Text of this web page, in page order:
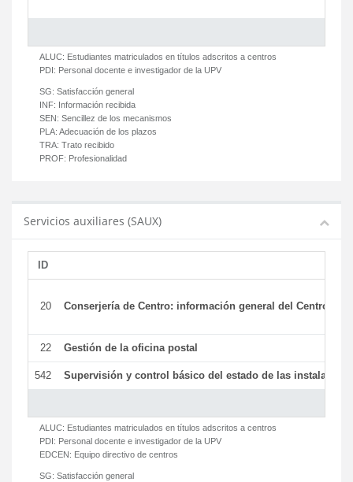
ALUC: Estudiantes matriculados en títulos adscritos a centros
PDI: Personal docente e investigador de la UPV
SG: Satisfacción general
INF: Información recibida
SEN: Sencillez de los mecanismos
PLA: Adecuación de los plazos
TRA: Trato recibido
PROF: Profesionalidad
Servicios auxiliares (SAUX)
ID
20 Conserjería de Centro: información general del Centro y
22 Gestión de la oficina postal
542 Supervisión y control básico del estado de las
ALUC: Estudiantes matriculados en títulos adscritos a centros
PDI: Personal docente e investigador de la UPV
EDCEN: Equipo directivo de centros
SG: Satisfacción general